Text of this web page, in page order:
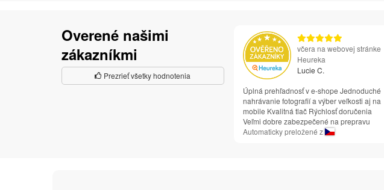
Overené našimi
zákazníkmi
Prezrieť všetky hodnotenia
včera na webovej stránke
Heureka
Lucie C.
Úplná prehľadnosť v e-shope Jednoduché
nahrávanie fotografií a výber veľkosti aj na
mobile Kvalitná tlač Rýchlosť doručenia
Veľmi dobre zabezpečené na prepravu
Automaticky preložené z